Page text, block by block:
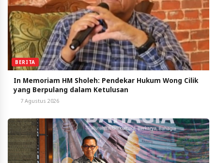
BERITA
In Memoriam HM Sholeh: Pendekar Hukum Wong Cilik
yang Berpulang dalam Ketulusan
7 Agustus 2026